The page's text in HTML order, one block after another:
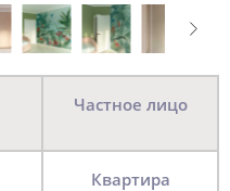
Частное лицо
квартира